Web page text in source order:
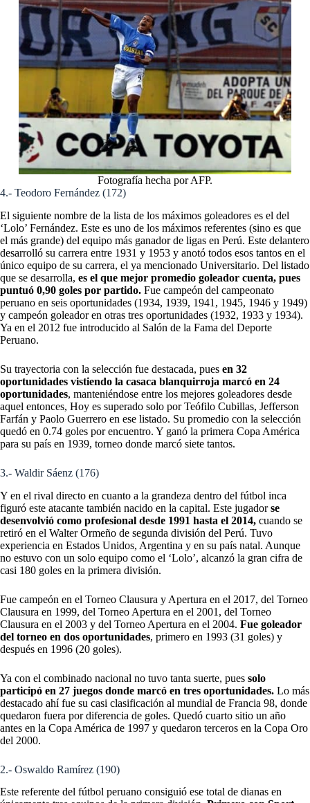
Fotografía hecha por AFP.
4.- Teodoro Fernández (172)
El siguiente nombre de la lista de los máximos goleadores es el del
‘Lolo’ Fernández. Este es uno de los máximos referentes (sino es que
el más grande) del equipo más ganador de ligas en Perú. Este delantero
desarrolló su carrera entre 1931 y 1953 y anotó todos esos tantos en el
único equipo de su carrera, el ya mencionado Universitario. Del listado
que se desarrolla, es el que mejor promedio goleador cuenta, pues
puntuó 0,90 goles por partido. Fue campeón del campeonato
peruano en seis oportunidades (1934, 1939, 1941, 1945, 1946 y 1949)
y campeón goleador en otras tres oportunidades (1932, 1933 y 1934).
Ya en el 2012 fue introducido al Salón de la Fama del Deporte
Peruano.
Su trayectoria con la selección fue destacada, pues en 32
oportunidades vistiendo la casaca blanquirroja marcó en 24
oportunidades, manteniéndose entre los mejores goleadores desde
aquel entonces, Hoy es superado solo por Teófilo Cubillas, Jefferson
Farfán y Paolo Guerrero en ese listado. Su promedio con la selección
quedó en 0.74 goles por encuentro. Y ganó la primera Copa América
para su país en 1939, torneo donde marcó siete tantos.
3.- Waldir Sáenz (176)
Y en el rival directo en cuanto a la grandeza dentro del fútbol inca
figuró este atacante también nacido en la capital. Este jugadorse
desenvolvió como profesional desde 1991 hasta el 2014, cuando se
retiró en el Walter Ormeño de segunda división del Perú. Tuvo
experiencia en Estados Unidos, Argentina y en su país natal. Aunque
no estuvo con un solo equipo como el ‘Lolo’, alcanzó la gran cifra de
casi 180 goles en la primera división.
Fue campeón en el Torneo Clausura y Apertura en el 2017, del Torneo
Clausura en 1999, del Torneo Apertura en el 2001, del Torneo
Clausura en el 2003 y del Torneo Apertura en el 2004. Fue goleador
del torneo en dos oportunidades, primero en 1993 (31 goles) y
después en 1996 (20 goles).
Ya con el combinado nacional no tuvo tanta suerte, pues solo
participó en 27 juegos donde marcó en tres oportunidades. Lo más
destacado ahí fue su casi clasificación al mundial de Francia 98, donde
quedaron fuera por diferencia de goles. Quedó cuarto sitio un año
antes en la Copa América de 1997 y quedaron terceros en la Copa Oro
del 2000.
2.- Oswaldo Ramírez (190)
Este referente del fútbol peruano consiguió ese total de dianas en